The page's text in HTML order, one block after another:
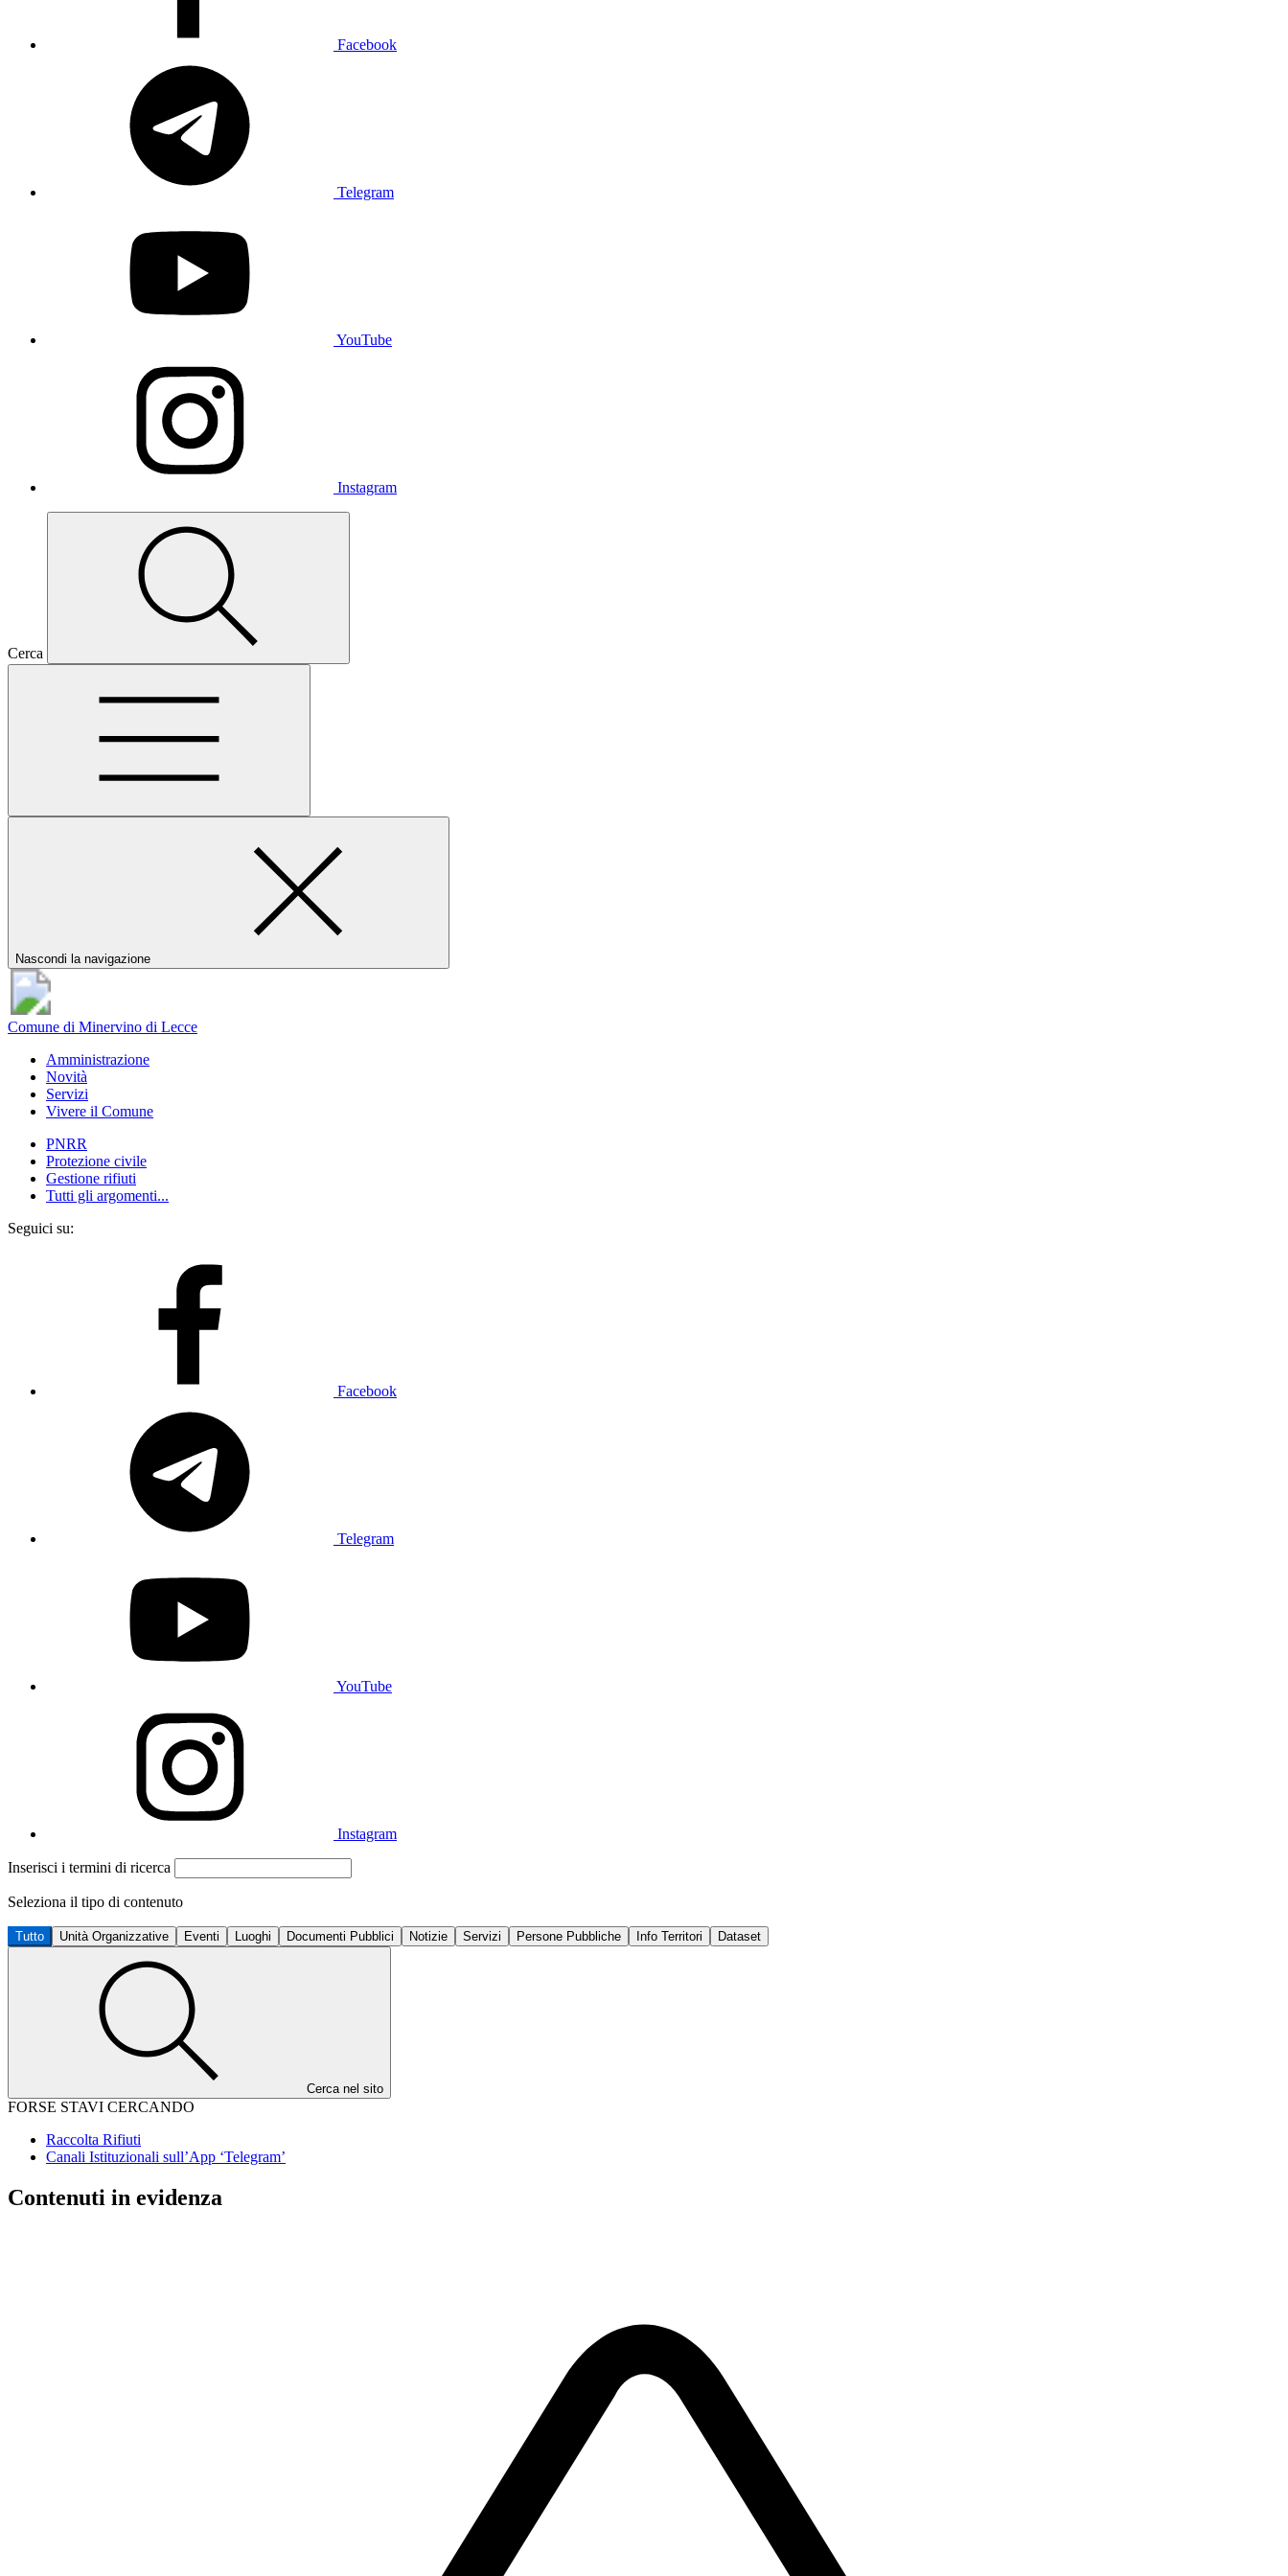
Facebook
Telegram
YouTube
Instagram
Cerca
Nascondi la navigazione
Comune di Minervino di Lecce
Amministrazione
Novità
Servizi
Vivere il Comune
PNRR
Protezione civile
Gestione rifiuti
Tutti gli argomenti...
Seguici su:
Facebook
Telegram
YouTube
Instagram
Inserisci i termini di ricerca
Seleziona il tipo di contenuto
Tutto Unità Organizzative Eventi Luoghi Documenti Pubblici Notizie Servizi Persone Pubbliche Info Territori Dataset
Cerca nel sito
FORSE STAVI CERCANDO
Raccolta Rifiuti
Canali Istituzionali sull’App ‘Telegram’
Contenuti in evidenza